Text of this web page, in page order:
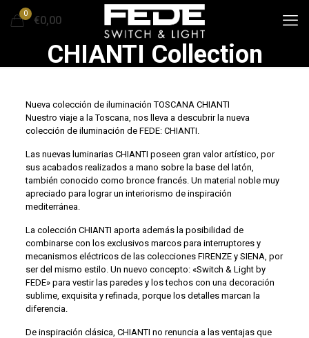
0
€0,00
CHIANTI Collection
Nueva colección de iluminación TOSCANA CHIANTI
Nuestro viaje a la Toscana, nos lleva a descubrir la nueva
colección de iluminación de FEDE: CHIANTI.
Las nuevas luminarias CHIANTI poseen gran valor artístico, por
sus acabados realizados a mano sobre la base del latón,
también conocido como bronce francés. Un material noble muy
apreciado para lograr un interiorismo de inspiración
mediterránea.
La colección CHIANTI aporta además la posibilidad de
combinarse con los exclusivos marcos para interruptores y
mecanismos eléctricos de las colecciones FIRENZE y SIENA, por
ser del mismo estilo. Un nuevo concepto: «Switch & Light by
FEDE» para vestir las paredes y los techos con una decoración
sublime, exquisita y refinada, porque los detalles marcan la
diferencia.
De inspiración clásica, CHIANTI no renuncia a las ventajas que